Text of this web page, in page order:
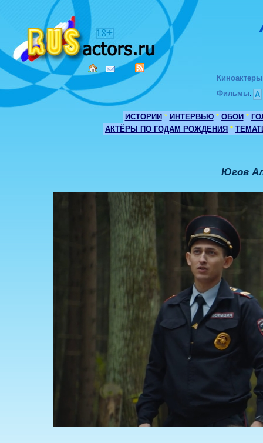
Киноактеры
Фильмы: А
ИСТОРИИ * ИНТЕРВЬЮ * ОБОИ *
АКТЁРЫ ПО ГОДАМ РОЖДЕНИЯ *
Югов